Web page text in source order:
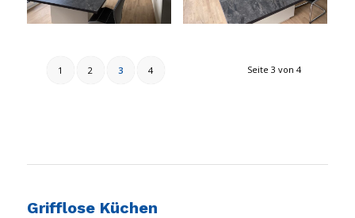
Seite 3 von 4
1 2 3 4
Grifflose Küchen